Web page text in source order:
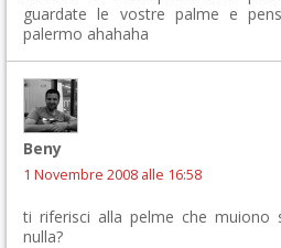
guardate le vostre palme e
palermo ahahaha
Beny
1 Novembre 2008 alle 16:58
ti riferisci alla pelme che muiono
nulla?